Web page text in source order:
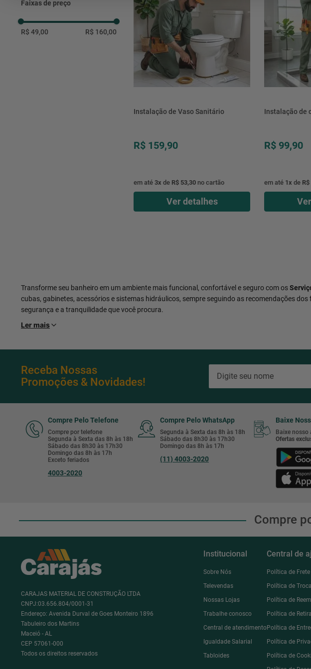
Faixas de preço
R$ 49,00 R$ 160,00
Instalação de Vaso Sanitário
R$ 159,90
em até 3x de R$ 53,30no cartão
Ver detalhes
Instalação de
R$ 99,90
em até 1x de
Transforme seu banheiro em um ambiente mais funcional, confortável e seguro com os
cubas, gabinetes, acessórios e sistemas hidráulicos, sempre seguindo as recomendações
segurança e a tranquilidade que você procura.
Ler mais
Receba Nossas
Promoções & Novidades!
Compre Pelo Telefone
Compre por telefone
Segunda à Sexta das 8h às 18h
Sábado das 8h30 às 17h30
Domingo das 8h às 17h
Exceto feriados
4003-2020
Compre Pelo WhatsApp
Segunda à Sexta das 8h às 18h
Sábado das 8h30 às 17h30
Domingo das 8h às 17h
(11) 4003-2020
Baixe
Baixe nosso
Ofertas
Compre
CARAJAS MATERIAL DE CONSTRUÇÃO LTDA
CNPJ:03.656.804/0001-31
Endereço: Avenida Durval de Goes Monteiro 1896
Tabuleiro dos Martins
Maceió - AL
CEP 57061-000
Todos os direitos reservados
Institucional
Sobre Nós
Televendas
Nossas Lojas
Trabalhe conosco
Central de atendimento
Igualdade Salarial
Tabloides
Central de
Política de Frete
Política de Troca
Política de
Política de
Política de
Política de
Política de